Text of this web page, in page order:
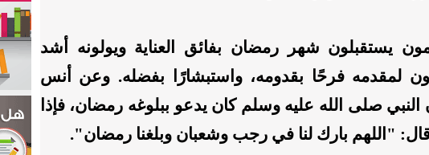
يستقبلون شهر رمضان بفائق العناية ويولونه أشد
لمقدمه فرحًا بقدومه، واستبشارًا بفضله. وعن أنس
صلى الله عليه وسلم كان يدعو ببلوغه رمضان، فإذا
"اللهم بارك لنا في رجب وشعبان وبلغنا رمضان".